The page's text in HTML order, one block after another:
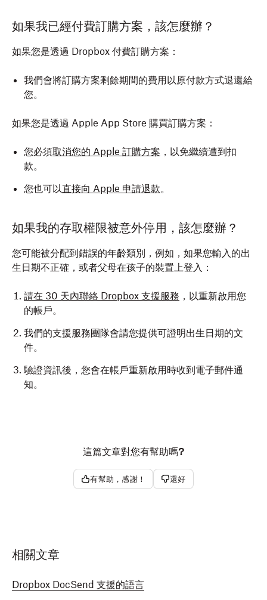
如果我已經付費訂購方案，該怎麼辦？
如果您是透過 Dropbox 付費訂購方案：
我們會將訂購方案剩餘期間的費用以原付款方式退還給
您。
如果您是透過 Apple App Store 購買訂購方案：
您必須取消您的 Apple 訂購方案 ，以免繼續遭到扣
款。
您也可以直接向 Apple 申請退款。
如果我的存取權限被意外停用，該怎麼辦？
您可能被分配到錯誤的年齡類別，例如，如果您輸入的出
生日期不正確，或者父母在孩子的裝置上登入：
請在 30 天內聯絡 Dropbox 支援服務 ，以重新啟用您
的帳戶。
我們的支援服務團隊會請您提供可證明出生日期的文
件。
驗證資訊後，您會在帳戶重新啟用時收到電子郵件通
知。
這篇文章對您有幫助嗎?
有幫助，感謝！ 還好
相關文章
Dropbox DocSend 支援的語言